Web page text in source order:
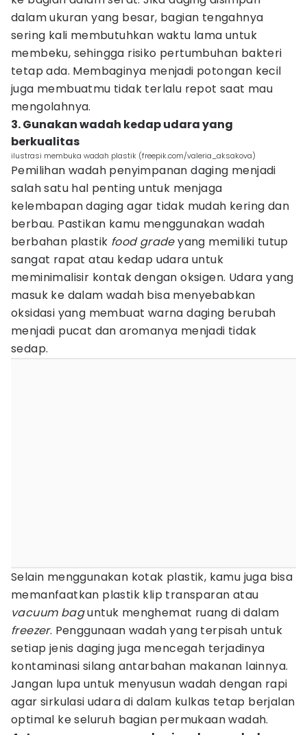
dalam ukuran yang besar, bagian tengahnya
sering kali membutuhkan waktu lama untuk
membeku, sehingga risiko pertumbuhan bakteri
tetap ada. Membaginya menjadi potongan kecil
juga membuatmu tidak terlalu repot saat mau
mengolahnya.
3. Gunakan wadah kedap udara yang
berkualitas
ilustrasi membuka wadah plastik (freepik.com/valeria_aksakova)
Pemilihan wadah penyimpanan daging menjadi
salah satu hal penting untuk menjaga
kelembapan daging agar tidak mudah kering dan
berbau. Pastikan kamu menggunakan wadah
berbahan plastik food gradeyang memiliki tutup
sangat rapat atau kedap udara untuk
meminimalisir kontak dengan oksigen. Udara yang
masuk ke dalam wadah bisa menyebabkan
oksidasi yang membuat warna daging berubah
menjadi pucat dan aromanya menjadi tidak
sedap.
Selain menggunakan kotak plastik, kamu juga bisa
memanfaatkan plastik klip transparan atau
vacuum baguntuk menghemat ruang di dalam
freezer. Penggunaan wadah yang terpisah untuk
setiap jenis daging juga mencegah terjadinya
kontaminasi silang antarbahan makanan lainnya.
Jangan lupa untuk menyusun wadah dengan rapi
agar sirkulasi udara di dalam kulkas tetap berjalan
optimal ke seluruh bagian permukaan wadah.